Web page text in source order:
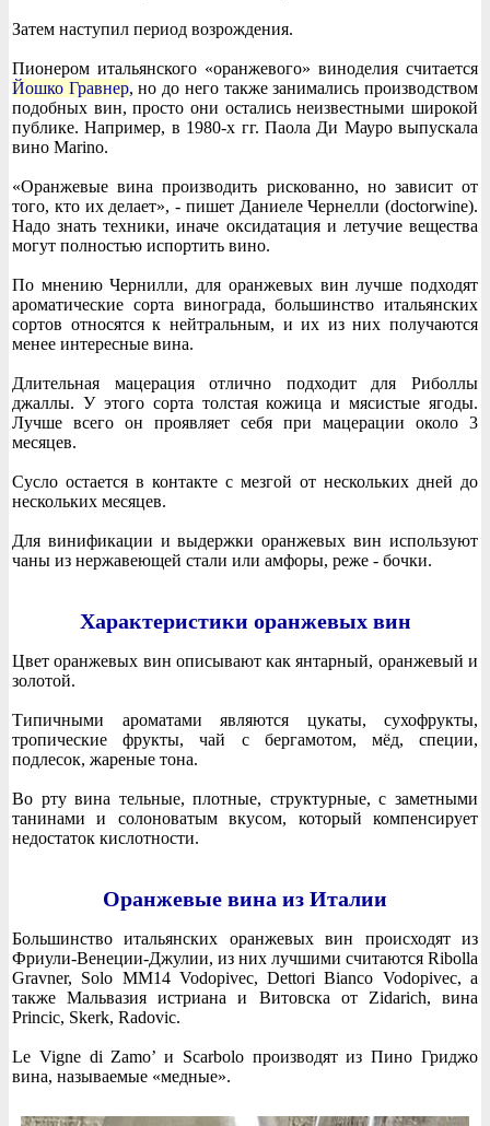
Затем наступил период возрождения.
Пионером итальянского «оранжевого» виноделия считается
Йошко Гравнер, но до него также занимались производством
подобных вин, просто они остались неизвестными широкой
публике. Например, в 1980-х гг. Паола Ди Мауро выпускала
вино Marino.
«Оранжевые вина производить рискованно, но зависит от
того, кто их делает», - пишет Даниеле Чернелли (doctorwine).
Надо знать техники, иначе оксидатация и летучие вещества
могут полностью испортить вино.
По мнению Чернилли, для оранжевых вин лучше подходят
ароматические сорта винограда, большинство итальянских
сортов относятся к нейтральным, и их из них получаются
менее интересные вина.
Длительная мацерация отлично подходит для Риболлы
джаллы. У этого сорта толстая кожица и мясистые ягоды.
Лучше всего он проявляет себя при мацерации около 3
месяцев.
Сусло остается в контакте с мезгой от нескольких дней до
нескольких месяцев.
Для винификации и выдержки оранжевых вин используют
чаны из нержавеющей стали или амфоры, реже - бочки.
Характеристики оранжевых вин
Цвет оранжевых вин описывают как янтарный, оранжевый и
золотой.
Типичными ароматами являются цукаты, сухофрукты,
тропические фрукты, чай с бергамотом, мёд, специи,
подлесок, жареные тона.
Во рту вина тельные, плотные, структурные, с заметными
танинами и солоноватым вкусом, который компенсирует
недостаток кислотности.
Оранжевые вина из Италии
Большинство итальянских оранжевых вин происходят из
Фриули-Венеции-Джулии, из них лучшими считаются Ribolla
Gravner, Solo MM14 Vodopivec, Dettori Bianco Vodopivec, а
также Мальвазия истриана и Витовска от Zidarich, вина
Princic, Skerk, Radovic.
Le Vigne di Zamo’ и Scarbolo производят из Пино Гриджо
вина, называемые «медные».